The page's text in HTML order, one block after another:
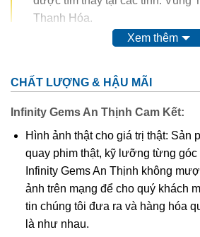
Thanh Hóa.
Trong thế kỷ 20, màu của ametit
hoàn toàn thậm chí mất màu khi
được cho là có mặt trong ametit
được tìm thấy trong khoáng vật này.
Các công trình gần đây cho thấy
lẫn tạp chấtsắtIII . Các nghiên cứu
tương tác phức tạp củasắtvànhôm
Xem thêm
CHẤT LƯỢNG & HẬU MÃI
Infinity Gems An Thịnh Cam Kết:
Hình ảnh thật cho giá trị thật: Sản
quay phim thật, kỹ lưỡng từng
Infinity Gems An Thịnh không
ảnh trên mạng để cho quý khách
tin chúng tôi đưa ra và hàng hóa
là như nhau.